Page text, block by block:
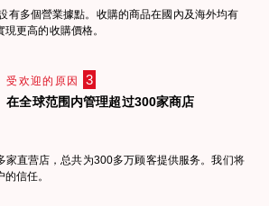
有多個營業據點。收購的商品在國內及海外均有
更高的收購價格。
受欢迎的原因 3
在全球范围内管理超过300家商店
家直营店，总共为300多万顾客提供服务。我们将
信任。